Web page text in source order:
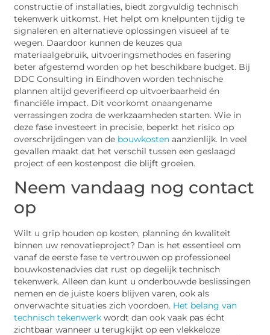
constructie of installaties, biedt zorgvuldig technisch
tekenwerk uitkomst. Het helpt om knelpunten tijdig te
signaleren en alternatieve oplossingen visueel af te
wegen. Daardoor kunnen de keuzes qua
materiaalgebruik, uitvoeringsmethodes en fasering
beter afgestemd worden op het beschikbare budget. Bij
DDC Consulting in Eindhoven worden technische
plannen altijd geverifieerd op uitvoerbaarheid én
financiële impact. Dit voorkomt onaangename
verrassingen zodra de werkzaamheden starten. Wie in
deze fase investeert in precisie, beperkt het risico op
overschrijdingen van de bouwkosten aanzienlijk. In veel
gevallen maakt dat het verschil tussen een geslaagd
project of een kostenpost die blijft groeien.
Neem vandaag nog contact
op
Wilt u grip houden op kosten, planning én kwaliteit
binnen uw renovatieproject? Dan is het essentieel om
vanaf de eerste fase te vertrouwen op professioneel
bouwkostenadvies dat rust op degelijk technisch
tekenwerk. Alleen dan kunt u onderbouwde beslissingen
nemen en de juiste koers blijven varen, ook als
onverwachte situaties zich voordoen. Het belang van
technisch tekenwerk wordt dan ook vaak pas écht
zichtbaar wanneer u terugkijkt op een vlekkeloze